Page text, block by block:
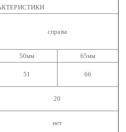
справа
50мм 65мм
51 66
20
нет